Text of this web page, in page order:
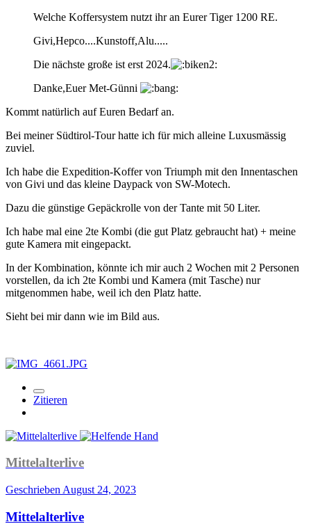
Welche Koffersystem nutzt ihr an Eurer Tiger 1200 RE.
Givi,Hepco....Kunstoff,Alu.....
Die nächste große ist erst 2024.
Danke,Euer Met-Günni
Kommt natürlich auf Euren Bedarf an.
Bei meiner Südtirol-Tour hatte ich für mich alleine Luxusmässig
zuviel.
Ich habe die Expedition-Koffer von Triumph mit den Innentaschen
von Givi und das kleine Daypack von SW-Motech.
Dazu die günstige Gepäckrolle von der Tante mit 50 Liter.
Ich habe mal eine 2te Kombi (die gut Platz gebraucht hat) + meine
gute Kamera mit eingepackt.
In der Kombination, könnte ich mir auch 2 Wochen mit 2 Personen
vorstellen, da ich 2te Kombi und Kamera (mit Tasche) nur
mitgenommen habe, weil ich den Platz hatte.
Sieht bei mir dann wie im Bild aus.
Zitieren
Mittelalterlive
Geschrieben August 24, 2023
Mittelalterlive